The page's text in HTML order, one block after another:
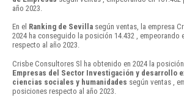
año 2023.
En el Ranking de Sevilla según ventas, la empresa
2024 ha conseguido la posición 14.432 , empeorando
respecto al año 2023.
Crisbe Consultores Sl ha obtenido en 2024 la posición
Empresas del Sector Investigación y desarrollo
ciencias sociales y humanidades según ventas ,
posiciones respecto al año 2023.